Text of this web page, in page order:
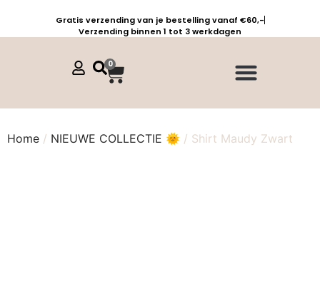
Gratis verzending van je bestelling vanaf €60,-
Verzending binnen 1 tot 3 werkdagen
0
Home / NIEUWE COLLECTIE 🌞 / Shirt Maudy Zwart